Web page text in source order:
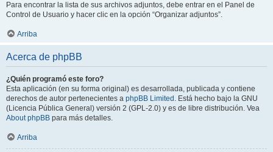
Para encontrar la lista de sus archivos adjuntos, debe entrar en el Panel de
Control de Usuario y hacer clic en la opción “Organizar adjuntos”.
Arriba
Acerca de phpBB
¿Quién programó este foro?
Esta aplicación (en su forma original) es desarrollada, publicada y contiene
derechos de autor pertenecientes a phpBB Limited . Está hecho bajo la GNU
(Licencia Pública General) versión 2 (GPL-2.0) y es de libre distribución. Vea
About phpBB para más detalles.
Arriba